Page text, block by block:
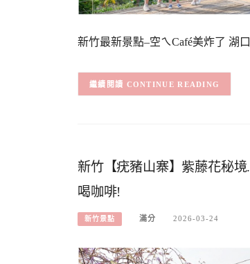
新竹最新景點–空ㄟCafé美炸了 湖
CONTINUE READING
新竹【疣豬山寨】紫藤花秘
喝咖啡!
新竹景點 滿分 2026-03-24